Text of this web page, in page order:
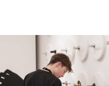
Out‑услуги для сектора